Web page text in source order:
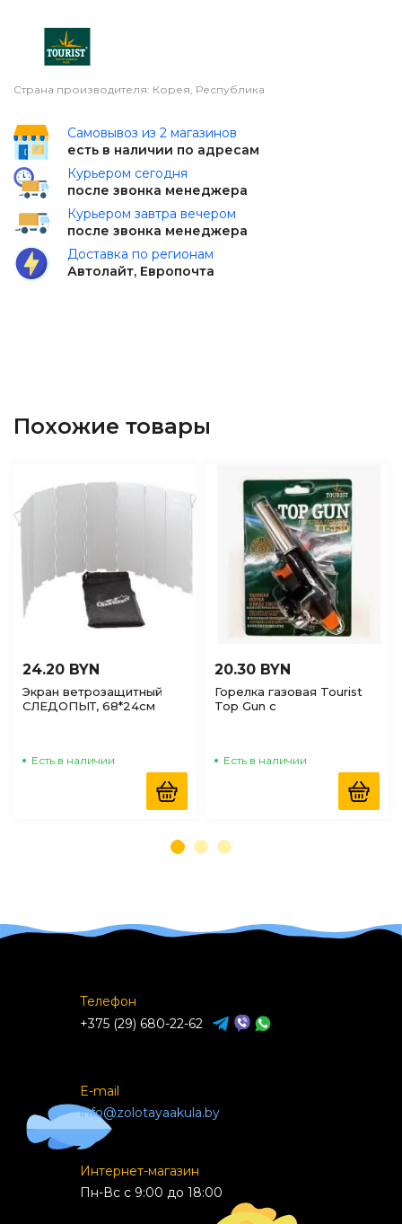
Страна производителя: Корея, Республика
Самовывоз из 2 магазинов
есть в наличии по адресам
Курьером сегодня
после звонка менеджера
Курьером завтра вечером
после звонка менеджера
Доставка по регионам
Автолайт, Европочта
Похожие товары
24.20 BYN
Экран ветрозащитный
СЛЕДОПЫТ, 68*24см
Есть в наличии
20.30 BYN
Горелка газовая Tourist
Top Gun с
Есть в наличии
Телефон
+375 (29) 680-22-62
E-mail
info@zolotayaakula.by
Интернет-магазин
Пн-Вс с 9:00 до 18:00